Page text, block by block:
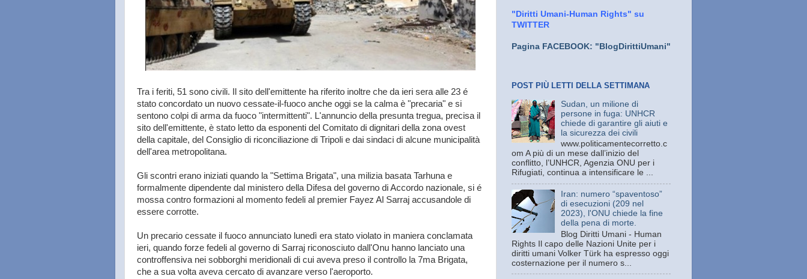
Tra i feriti, 51 sono civili. Il sito dell'emittente ha riferito inoltre che da ieri sera alle 23 é
stato concordato un nuovo cessate-il-fuoco anche oggi se la calma è "precaria" e si
sentono colpi di arma da fuoco "intermittenti". L'annuncio della presunta tregua, precisa il
sito dell'emittente, è stato letto da esponenti del Comitato di dignitari della zona ovest
della capitale, del Consiglio di riconciliazione di Tripoli e dai sindaci di alcune municipalità
dell'area metropolitana.
Gli scontri erano iniziati quando la "Settima Brigata", una milizia basata Tarhuna e
formalmente dipendente dal ministero della Difesa del governo di Accordo nazionale, si é
mossa contro formazioni al momento fedeli al premier Fayez Al Sarraj accusandole di
essere corrotte.
Un precario cessate il fuoco annunciato lunedì era stato violato in maniera conclamata
ieri, quando forze fedeli al governo di Sarraj riconosciuto dall'Onu hanno lanciato una
controffensiva nei sobborghi meridionali di cui aveva preso il controllo la 7ma Brigata,
che a sua volta aveva cercato di avanzare verso l'aeroporto.
"Diritti Umani-Human Rights" su
TWITTER
Pagina FACEBOOK: "BlogDirittiUmani"
POST PIÙ LETTI DELLA SETTIMANA
Sudan, un milione di
persone in fuga: UNHCR
chiede di garantire gli aiuti e
la sicurezza dei civili
www.politicamentecorretto.c
om A più di un mese dall’inizio del
conflitto, l’UNHCR, Agenzia ONU per i
Rifugiati, continua a intensificare le ...
Iran: numero “spaventoso”
di esecuzioni (209 nel
2023), l'ONU chiede la fine
della pena di morte.
Blog Diritti Umani - Human
Rights Il capo delle Nazioni Unite per i
diritti umani Volker Türk ha espresso oggi
costernazione per il numero s...